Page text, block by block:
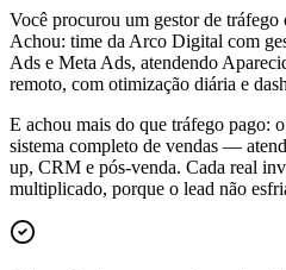
Você procurou um gestor de
Achou: time da Arco Digital com
Ads e Meta Ads, atendendo
remoto, com otimização diária e
E achou mais do que tráfego pago:
sistema completo de vendas —
up, CRM e pós-venda. Cada real
multiplicado, porque o lead não